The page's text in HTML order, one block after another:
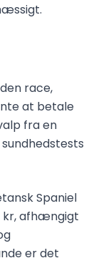
race,
at betale
fra en
Spaniel
kr, afhængigt
er det